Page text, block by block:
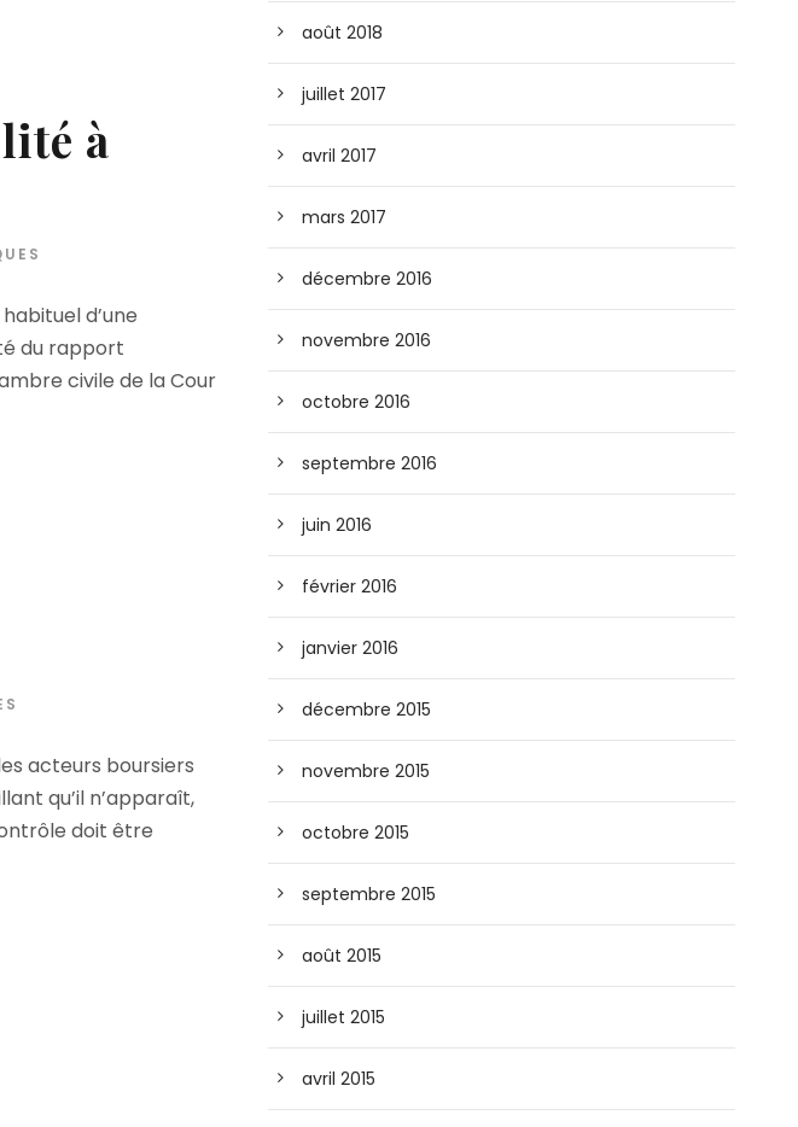
à
d’une
du rapport
civile de la Cour
acteurs boursiers
qu’il n’apparaît,
doit être
août 2018
juillet 2017
avril 2017
mars 2017
décembre 2016
novembre 2016
octobre 2016
septembre 2016
juin 2016
février 2016
janvier 2016
décembre 2015
novembre 2015
octobre 2015
septembre 2015
août 2015
juillet 2015
avril 2015